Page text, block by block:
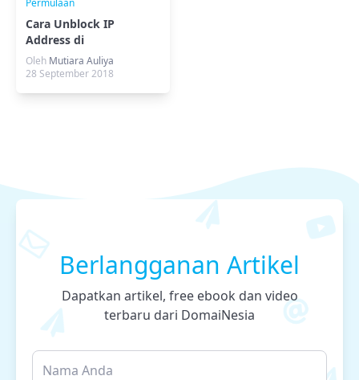
Permulaan
Cara Unblock IP
Address di
MyDomaiNesia
Oleh Mutiara Auliya
28 September 2018
Berlangganan Artikel
Dapatkan artikel, free ebook dan video
terbaru dari DomaiNesia